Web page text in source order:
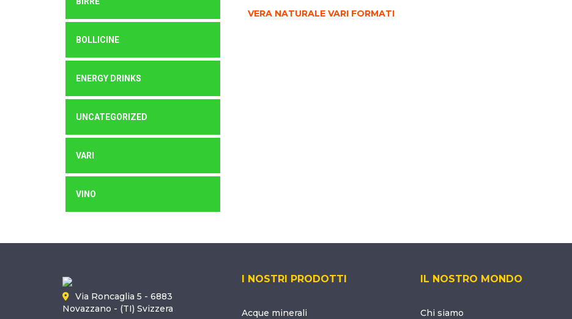
VERA NATURALE VARI FORMATI
BOLLICINE
ENERGY DRINKS
UNCATEGORIZED
VARI
VINO
Via Roncaglia 5 - 6883
Novazzano - (TI) Svizzera
I NOSTRI PRODOTTI
Acque minerali
IL NOSTRO MONDO
Chi siamo